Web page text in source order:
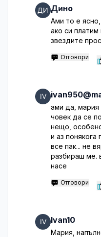
Дино
Ами то е
ако си
звездите
Отговори
ами да, мария
човек да се
нещо,
и аз понякога
все пак... не
разбираш ме.
насе
Отговори
Ivan10
Мария,